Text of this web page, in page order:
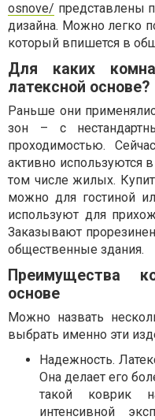
osnove/ представлены
дизайна. Можно легко
который впишется в
Для каких
латексной основе?
Раньше они
зон – с
проходимостью.
активно используются
том числе жилых.
можно для гостиной
используют для
Заказывают
общественные здания.
Преимущества
основе
Можно назвать
выбрать именно эти
Надежность.
Она делает его
такой коврик
интенсивной